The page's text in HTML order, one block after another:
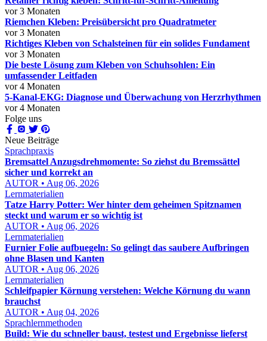
vor 3 Monaten
Riemchen Kleben: Preisübersicht pro Quadratmeter
vor 3 Monaten
Richtiges Kleben von Schalsteinen für ein solides Fundament
vor 3 Monaten
Die beste Lösung zum Kleben von Schuhsohlen: Ein
umfassender Leitfaden
vor 4 Monaten
5-Kanal-EKG: Diagnose und Überwachung von Herzrhythmen
vor 4 Monaten
Folge uns
Neue Beiträge
Sprachpraxis
Bremsattel Anzugsdrehmomente: So ziehst du Bremssättel
sicher und korrekt an
AUTOR • Aug 06, 2026
Lernmaterialien
Tatze Harry Potter: Wer hinter dem geheimen Spitznamen
steckt und warum er so wichtig ist
AUTOR • Aug 06, 2026
Lernmaterialien
Furnier Folie aufbuegeln: So gelingt das saubere Aufbringen
ohne Blasen und Kanten
AUTOR • Aug 06, 2026
Lernmaterialien
Schleifpapier Körnung verstehen: Welche Körnung du wann
brauchst
AUTOR • Aug 04, 2026
Sprachlernmethoden
Build: Wie du schneller baust, testest und Ergebnisse lieferst